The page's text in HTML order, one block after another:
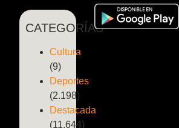
CATEGORÍAS
Cultura
(9)
Deportes
(2.198)
Destacada
(11.644)